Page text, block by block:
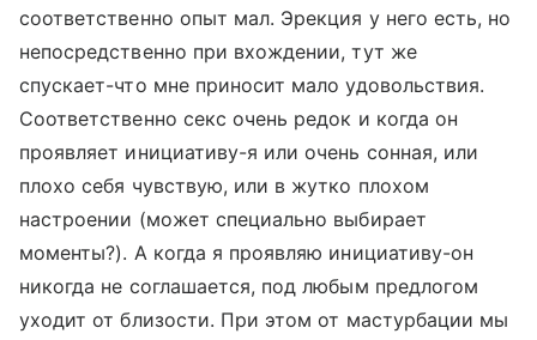
соответственно опыт мал. Эрекция у него есть, но
непосредственно при вхождении, тут же
спускает-что мне приносит мало удовольствия.
Соответственно секс очень редок и когда он
проявляет инициативу-я или очень сонная, или
плохо себя чувствую, или в жутко плохом
настроении (может специально выбирает
моменты?). А когда я проявляю инициативу-он
никогда не соглашается, под любым предлогом
уходит от близости. При этом от мастурбации мы